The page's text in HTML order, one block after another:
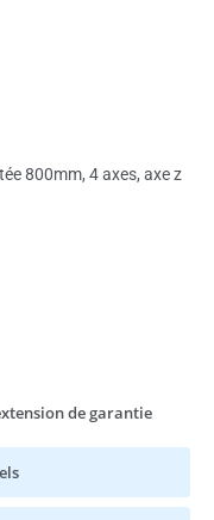
800mm, 4 axes, axe z
de garantie